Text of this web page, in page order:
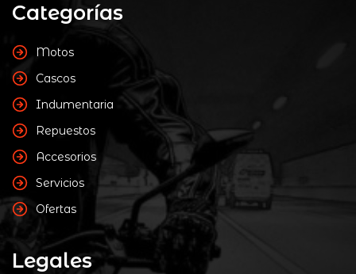
Categorías
Motos
Cascos
Indumentaria
Repuestos
Accesorios
Servicios
Ofertas
Legales